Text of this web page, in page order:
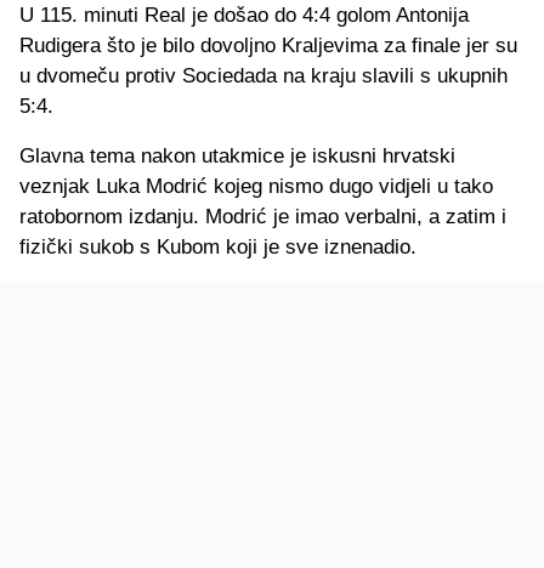
U 115. minuti Real je došao do 4:4 golom Antonija
Rudigera što je bilo dovoljno Kraljevima za finale jer su
u dvomeču protiv Sociedada na kraju slavili s ukupnih
5:4.
Glavna tema nakon utakmice je iskusni hrvatski
veznjak Luka Modrić kojeg nismo dugo vidjeli u tako
ratobornom izdanju. Modrić je imao verbalni, a zatim i
fizički sukob s Kubom koji je sve iznenadio.